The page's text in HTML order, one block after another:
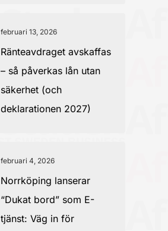
februari 13, 2026
Ränteavdraget avskaffas
– så påverkas lån utan
säkerhet (och
deklarationen 2027)
februari 4, 2026
Norrköping lanserar
“Dukat bord” som E-
tjänst: Väg in för